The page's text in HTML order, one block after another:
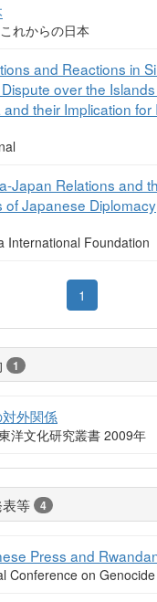
れからの日本
and Reactions in
over the
their Implication for
Japan Relations and
of Japanese Diplomacy
International Foundation
1
1
外関係
洋文化研究叢書 2009年
等 4
Press and
Conference on